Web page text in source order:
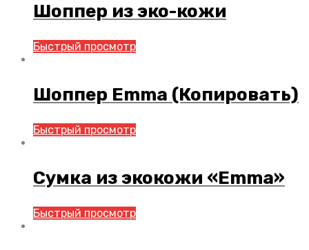
Шоппер из эко-кожи
Быстрый просмотр
Шоппер Emma (Копировать)
Быстрый просмотр
Сумка из экокожи «Emma»
Быстрый просмотр